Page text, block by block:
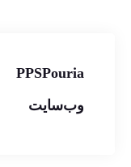
PPSPouria
وب‌سایت